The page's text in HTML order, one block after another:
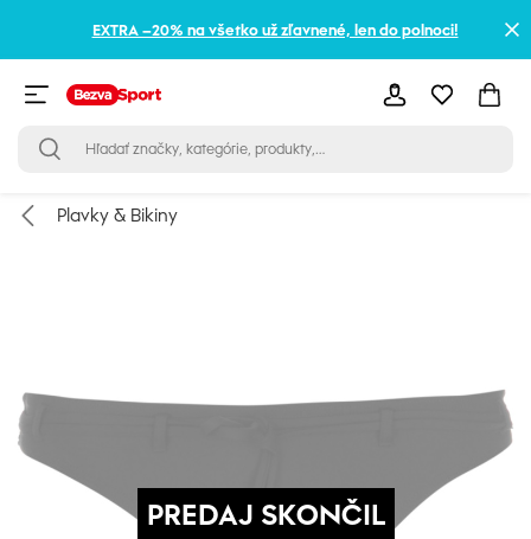
EXTRA –20% na všetko už zľavnené, len do polnoci!
Plavky & Bikiny
PREDAJ SKONČIL